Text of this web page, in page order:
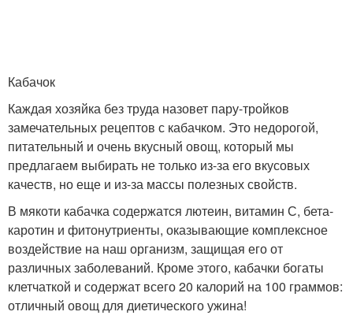
Кабачок
Каждая хозяйка без труда назовет пару-тройков
замечательных рецептов с кабачком. Это недорогой,
питательный и очень вкусный овощ, который мы
предлагаем выбирать не только из-за его вкусовых
качеств, но еще и из-за массы полезных свойств.
В мякоти кабачка содержатся лютеин, витамин С, бета-
каротин и фитонутриенты, оказывающие комплексное
воздействие на наш организм, защищая его от
различных заболеваний. Кроме этого, кабачки богаты
клетчаткой и содержат всего 20 калорий на 100 граммов:
отличный овощ для диетического ужина!